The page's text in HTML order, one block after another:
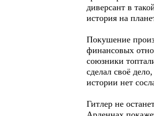
диверсант в
история на
Покушение
финансовых
союзники
сделал своё
истории нет
Гитлер не